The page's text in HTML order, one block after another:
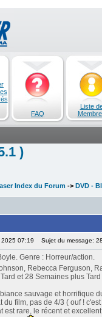
FAQ
Liste
)
Index du Forum -> DVD -
07:19 Sujet du message:
Genre : Horreur/action.
Rebecca Ferguson,
et 28 Semaines plus
sauvage et horrifique
du film, pas de 4/3 ( ouf !
est rare, le récent et